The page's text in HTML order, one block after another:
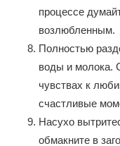
процессе
возлюбленным.
Полностью
воды и молока.
чувствах к
счастливые
Насухо
обмакните в